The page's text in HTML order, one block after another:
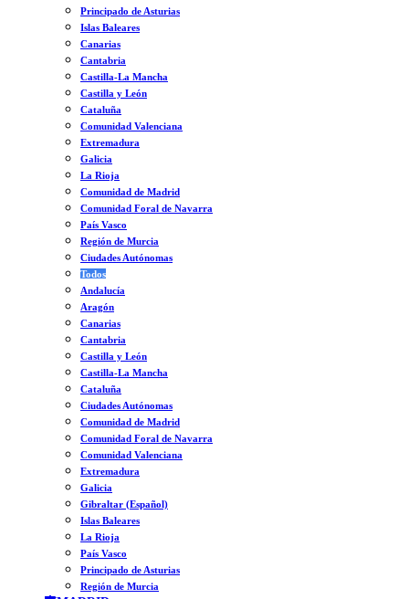
Principado de Asturias
Islas Baleares
Canarias
Cantabria
Castilla-La Mancha
Castilla y León
Cataluña
Comunidad Valenciana
Extremadura
Galicia
La Rioja
Comunidad de Madrid
Comunidad Foral de Navarra
País Vasco
Región de Murcia
Ciudades Autónomas
Todos
Andalucía
Aragón
Canarias
Cantabria
Castilla y León
Castilla-La Mancha
Cataluña
Ciudades Autónomas
Comunidad de Madrid
Comunidad Foral de Navarra
Comunidad Valenciana
Extremadura
Galicia
Gibraltar (Español)
Islas Baleares
La Rioja
País Vasco
Principado de Asturias
Región de Murcia